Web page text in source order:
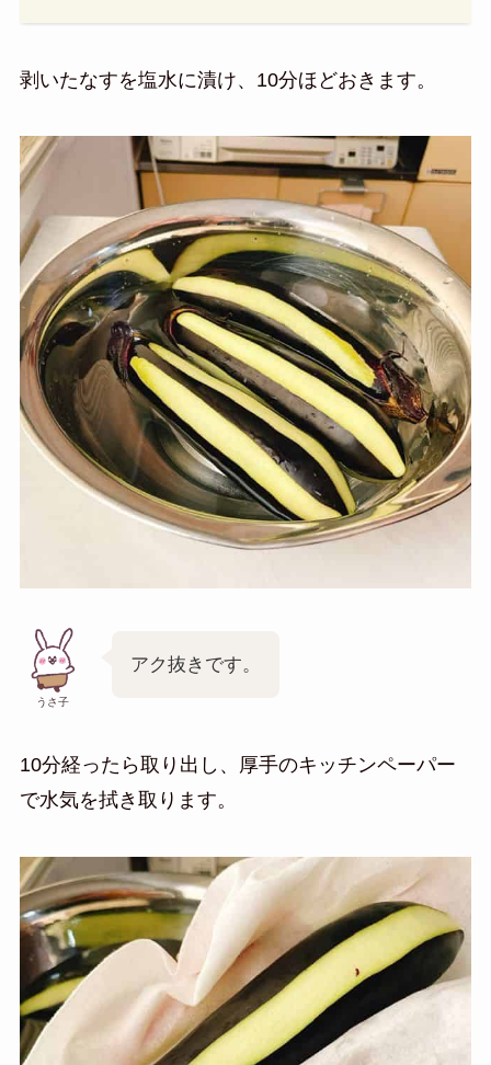
剥いたなすを塩水に漬け、10分ほどおきます。
うさ子
アク抜きです。
10分経ったら取り出し、厚手のキッチンペーパー
で水気を拭き取ります。